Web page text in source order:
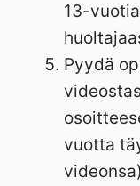
13-
Pyydä
vuotta